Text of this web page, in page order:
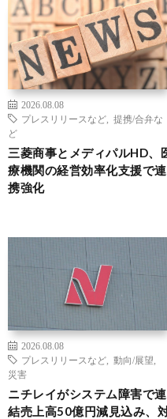
2026.08.08
プレスリリースなど
提携/合弁な
ど
三菱商事とメディパルHD、
療機関の経営効率化支援で連
携強化
2026.08.08
プレスリリースなど
動向/展望
災害
ニチレイがシステム障害で連
結売上高50億円減見込み、